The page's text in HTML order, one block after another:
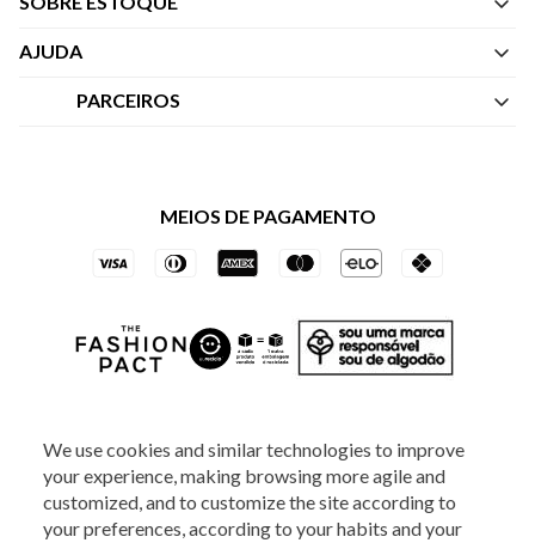
We use cookies and similar technologies to improve
your experience, making browsing more agile and
customized, and to customize the site according to
your preferences, according to your habits and your
Quem Somos
AJUDA
Central de Atendimento
Trocas e Devoluções
PARCEIROS
Vai de Visa
Azul Fidelidade
MEIOS DE PAGAMENTO